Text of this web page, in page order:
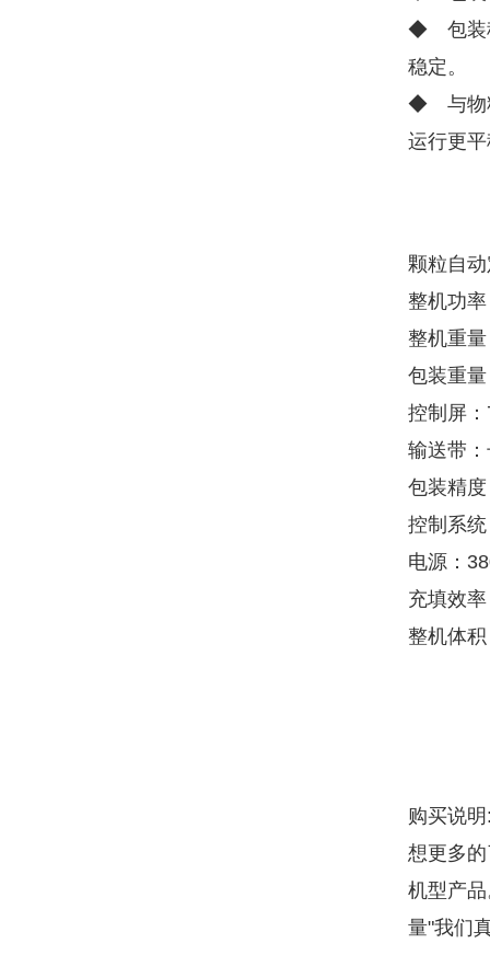
◆ 包装
稳定。
◆ 与物
运行更
颗粒自
整机功
整机重
包装重
控制屏
输送带
包装精
控制系
电源：
充填效
整机体
购买说明
想更多
机型产
量"我们